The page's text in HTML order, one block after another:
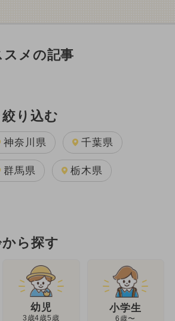
メの記事
り込む
神奈川県 千葉県
群馬県 栃木県
ら探す
幼児
3歳4歳5歳
小学生
6歳〜